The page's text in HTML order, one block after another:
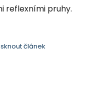
reflexními pruhy.
článek